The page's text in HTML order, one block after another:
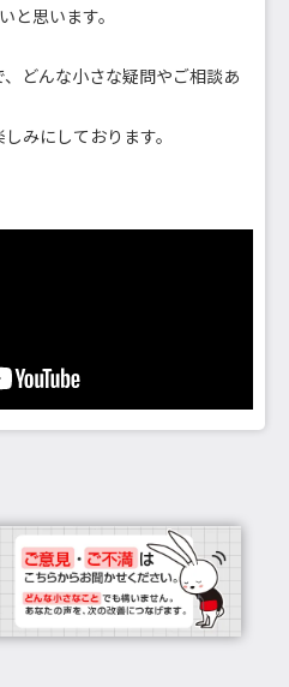
と思います。
どんな小さな疑問やご相談あ
みにしております。